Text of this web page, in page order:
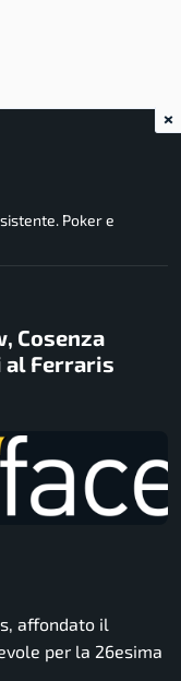
Poker e
Cosenza
al Ferraris
, affondato il
per la 26esima
×